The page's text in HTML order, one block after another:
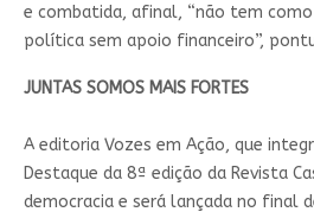
e combatida, afinal, “não tem
política sem apoio financeiro”,
JUNTAS SOMOS MAIS FORTES
A editoria Vozes em Ação, que
Destaque da 8ª edição da Revista
democracia e será lançada no final